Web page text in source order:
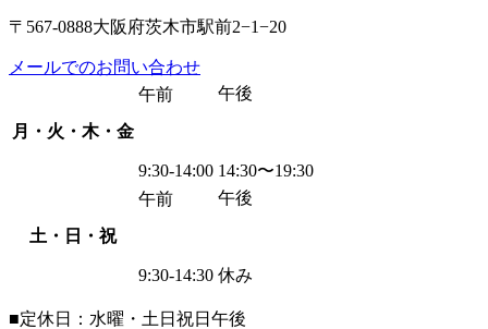
〒567-0888大阪府茨木市駅前2−1−20
メールでのお問い合わせ
月・火・木・金
午前
9:30-14:00
午後
14:30〜19:30
土・日・祝
午前
9:30-14:30
午後
休み
■定休日：水曜・土日祝日午後